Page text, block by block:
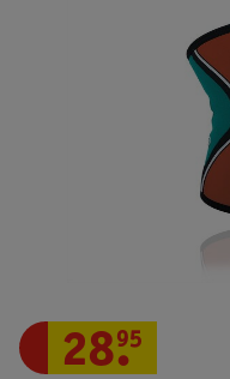
28.
95